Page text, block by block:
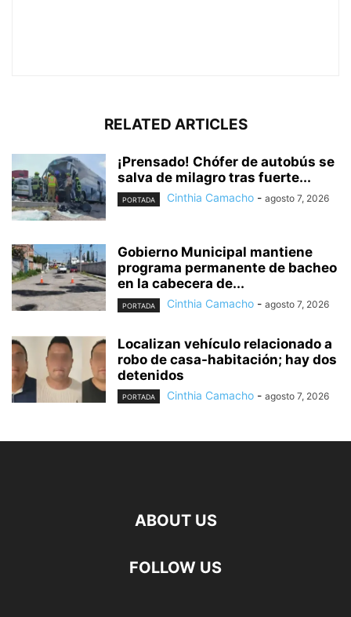
RELATED ARTICLES
¡Prensado! Chófer de autobús se
salva de milagro tras fuerte...
PORTADA Cinthia Camacho - agosto 7, 2026
Gobierno Municipal mantiene
programa permanente de bacheo
en la cabecera de...
PORTADA Cinthia Camacho - agosto 7, 2026
Localizan vehículo relacionado a
robo de casa-habitación; hay dos
detenidos
PORTADA Cinthia Camacho - agosto 7, 2026
ABOUT US
FOLLOW US